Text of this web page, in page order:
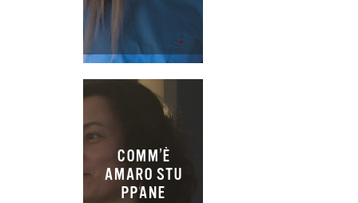
COMM’È
AMARO STU
PPANE